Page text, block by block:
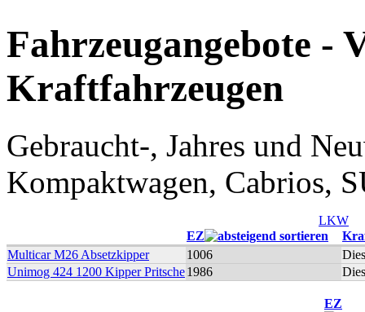
Fahrzeugangebote -
Kraftfahrzeugen
Gebraucht-, Jahres und
Kompaktwagen, Cabrios,
LKW
EZ
Multicar M26 Absetzkipper
1006
Unimog 424 1200 Kipper Pritsche1986
EZ